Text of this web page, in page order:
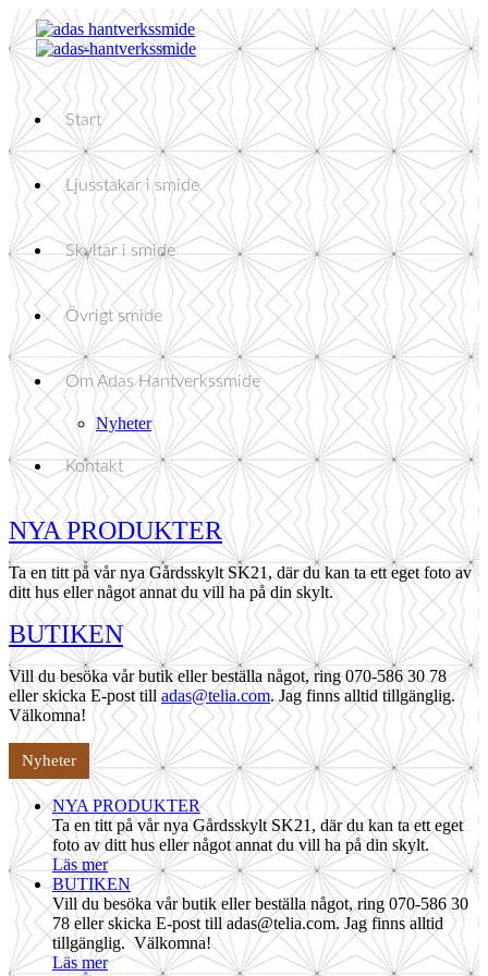
Start
Ljusstakar i smide
Skyltar i smide
Övrigt smide
Om Adas Hantverkssmide
Nyheter
Kontakt
NYA PRODUKTER
Ta en titt på vår nya Gårdsskylt SK21, där du kan ta ett eget foto av
ditt hus eller något annat du vill ha på din skylt.
BUTIKEN
Vill du besöka vår butik eller beställa något, ring 070-586 30 78
eller skicka E-post till adas@telia.com. Jag finns alltid tillgänglig.
Välkomna!
Nyheter
NYA PRODUKTER
Ta en titt på vår nya Gårdsskylt SK21, där du kan ta ett eget
foto av ditt hus eller något annat du vill ha på din skylt.
Läs mer
BUTIKEN
Vill du besöka vår butik eller beställa något, ring 070-586 30
78 eller skicka E-post till adas@telia.com. Jag finns alltid
tillgänglig. Välkomna!
Läs mer